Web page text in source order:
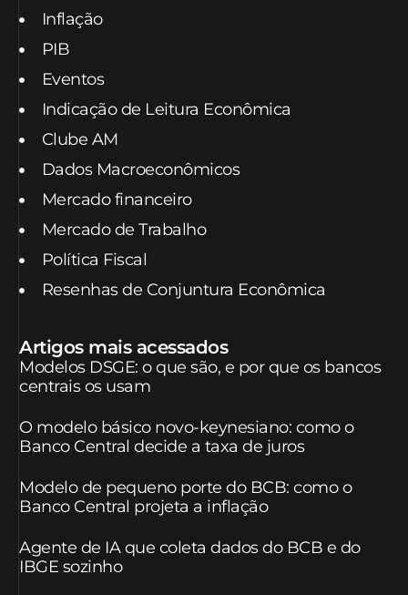
Inflação
PIB
Eventos
Indicação de Leitura Econômica
Clube AM
Dados Macroeconômicos
Mercado financeiro
Mercado de Trabalho
Política Fiscal
Resenhas de Conjuntura Econômica
Artigos mais acessados
Modelos DSGE: o que são, e por que os bancos
centrais os usam
O modelo básico novo-keynesiano: como o
Banco Central decide a taxa de juros
Modelo de pequeno porte do BCB: como o
Banco Central projeta a inflação
Agente de IA que coleta dados do BCB e do
IBGE sozinho